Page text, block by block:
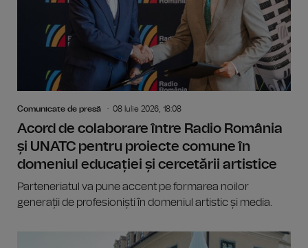
Comunicate de presă 08 Iulie 2026, 18:08
Acord de colaborare între Radio România
și UNATC pentru proiecte comune în
domeniul educației și cercetării artistice
Parteneriatul va pune accent pe formarea noilor
generații de profesioniști în domeniul artistic și media.